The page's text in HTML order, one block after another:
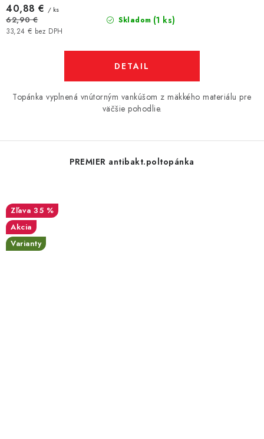
Skladom (1 ks)
33,24 € bez DPH
40,88 € / ks
62,90 €
DETAIL
Topánka vyplnená vnútorným vankúšom z mäkkého materiálu pre
väčšie pohodlie.
PREMIER antibakt.poltopánka
35 %
Akcia
Varianty